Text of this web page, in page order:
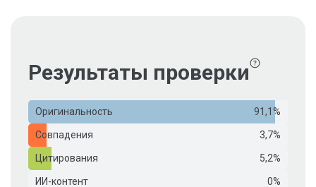
Результаты проверки
Оригинальность 91,1%
Совпадения 3,7%
Цитирования 5,2%
ИИ-контент 0%